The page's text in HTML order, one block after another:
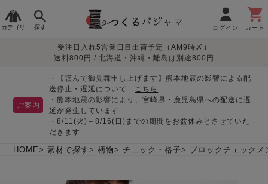
カテゴリ 探す ログイン カート
レディースパジャマ
生地で
さがす
目的別で
さがす
敏感肌用
パジャマ
入院・介護
胸が目立たない
デザインで
さがす
夏パジャマ特集 つくるパジャマとは
受注日入れ5営業日目出荷予定（AM9時〆）
送料800円 / 北海道・沖縄・離島は別途800円
ご案内
・【謹んで御見舞申し上げます】熊本地震の影響による配
送停止・遅延について こちら
・熊本地震の影響により、宮崎県・鹿児島県への配送に遅
延が発生しています
・8/11(火)～8/16(日)までの期間をお盆休みとさせていた
だきます
HOME 素材で探す 柄物 チェック・格子 ブロックチェック